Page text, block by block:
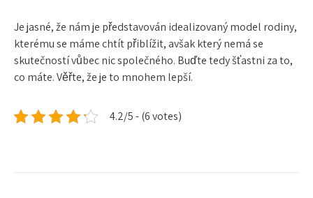
Je jasné, že nám je představován idealizovaný model rodiny,
kterému se máme chtít přiblížit, avšak který nemá se
skutečností vůbec nic společného. Buďte tedy šťastni za to,
co máte. Věřte, že je to mnohem lepší.
4.2/5 - (6 votes)